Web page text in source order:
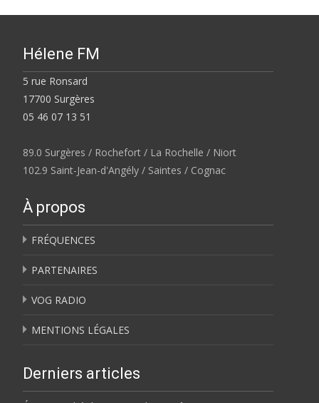
Hélene FM
5 rue Ronsard
17700 Surgères
05 46 07 13 51
89.0 Surgères / Rochefort / La Rochelle / Niort
102.9 Saint-Jean-d'Angély / Saintes / Cognac
À propos
FRÉQUENCES
PARTENAIRES
VOG RADIO
MENTIONS LÉGALES
Derniers articles